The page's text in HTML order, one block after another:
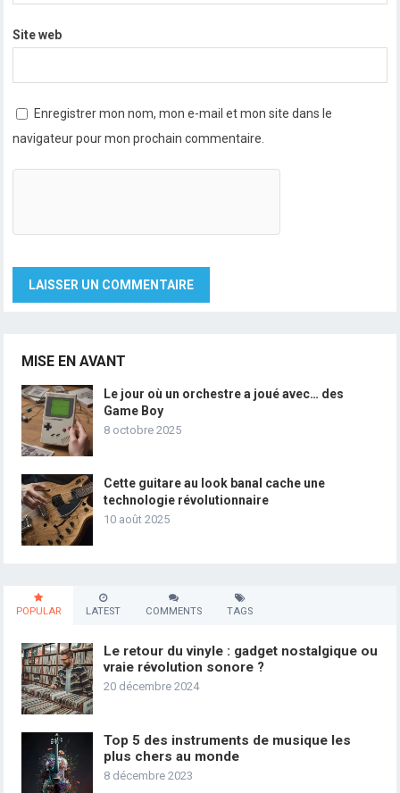
Site web
Enregistrer mon nom, mon e-mail et mon site dans le
navigateur pour mon prochain commentaire.
MISE EN AVANT
Le jour où un orchestre a joué avec… des
Game Boy
8 octobre 2025
Cette guitare au look banal cache une
technologie révolutionnaire
10 août 2025
POPULAR LATEST COMMENTS TAGS
Le retour du vinyle : gadget nostalgique ou
vraie révolution sonore ?
20 décembre 2024
Top 5 des instruments de musique les
plus chers au monde
8 décembre 2023